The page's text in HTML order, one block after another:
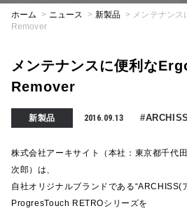
ホーム > ニュース > 新製品 > メンテナン
Remover
メンテナンスに便利な
Remover
新製品 2016.09.13 #ARCHISS
株式会社アーキサイト（本社：東京都千代
次郎）は、
自社オリジナルブランドである“ARCHISS(
ProgresTouch RETROシリーズを